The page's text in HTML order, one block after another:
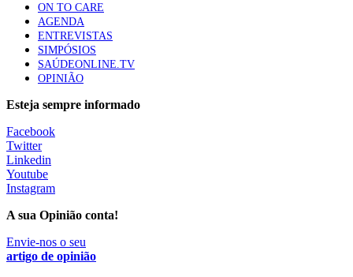
ON TO CARE
AGENDA
ENTREVISTAS
SIMPÓSIOS
SAÚDEONLINE.TV
OPINIÃO
Esteja sempre informado
Facebook
Twitter
Linkedin
Youtube
Instagram
A sua Opinião conta!
Envie-nos o seu
artigo de opinião